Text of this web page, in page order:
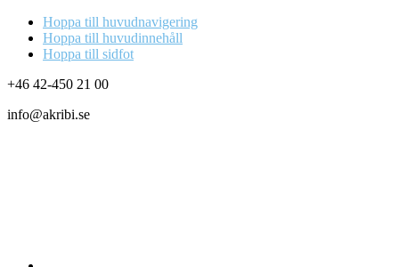
Hoppa till huvudnavigering
Hoppa till huvudinnehåll
Hoppa till sidfot
+46 42-450 21 00
info@akribi.se